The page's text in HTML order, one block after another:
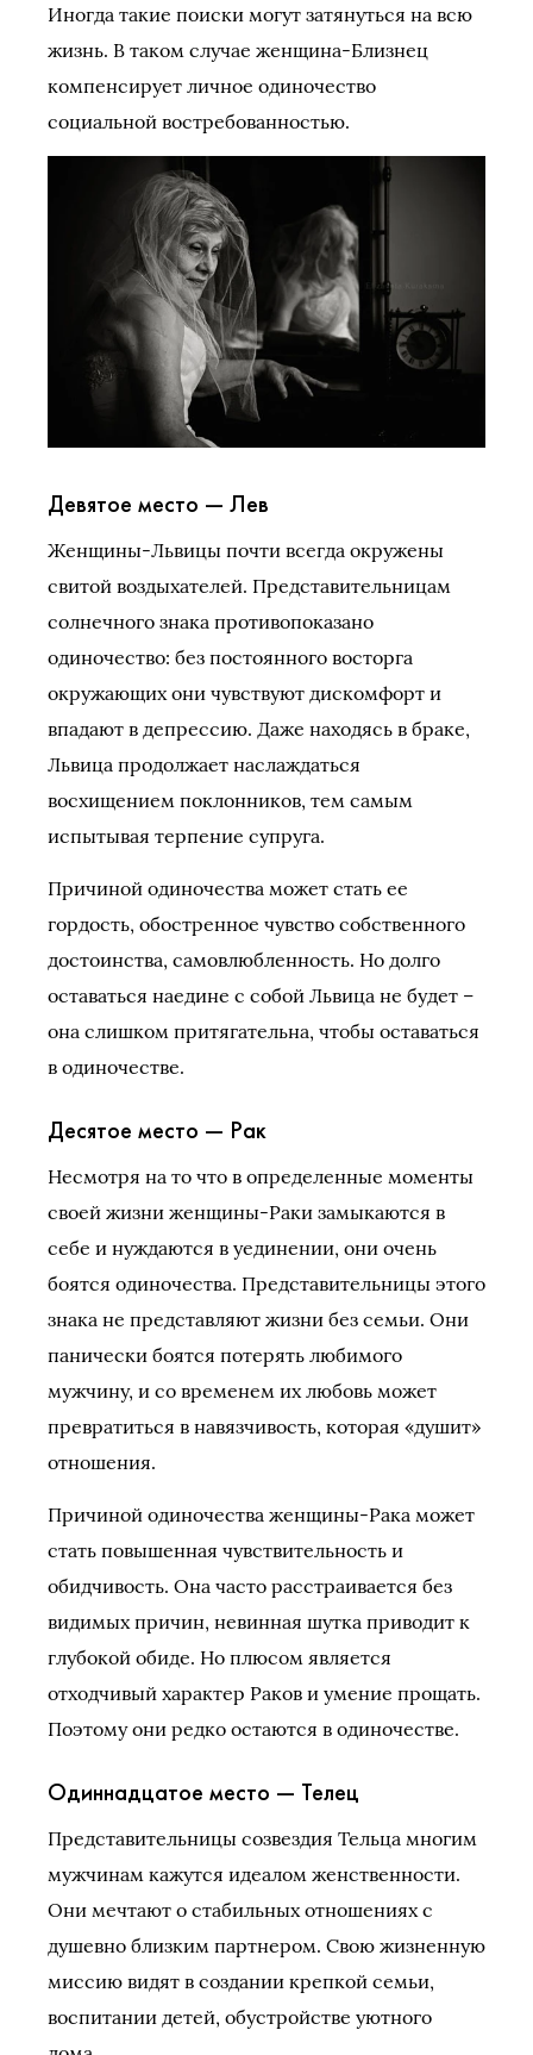
Иногда такие поиски могут затянуться на всю
жизнь. В таком случае женщина-Близнец
компенсирует личное одиночество
социальной востребованностью.
Девятое место — Лев
Женщины-Львицы почти всегда окружены
свитой воздыхателей. Представительницам
солнечного знака противопоказано
одиночество: без постоянного восторга
окружающих они чувствуют дискомфорт и
впадают в депрессию. Даже находясь в браке,
Львица продолжает наслаждаться
восхищением поклонников, тем самым
испытывая терпение супруга.
Причиной одиночества может стать ее
гордость, обостренное чувство собственного
достоинства, самовлюбленность. Но долго
оставаться наедине с собой Львица не будет –
она слишком притягательна, чтобы оставаться
в одиночестве.
Десятое место — Рак
Несмотря на то что в определенные моменты
своей жизни женщины-Раки замыкаются в
себе и нуждаются в уединении, они очень
боятся одиночества. Представительницы этого
знака не представляют жизни без семьи. Они
панически боятся потерять любимого
мужчину, и со временем их любовь может
превратиться в навязчивость, которая «душит»
отношения.
Причиной одиночества женщины-Рака может
стать повышенная чувствительность и
обидчивость. Она часто расстраивается без
видимых причин, невинная шутка приводит к
глубокой обиде. Но плюсом является
отходчивый характер Раков и умение прощать.
Поэтому они редко остаются в одиночестве.
Одиннадцатое место — Телец
Представительницы созвездия Тельца многим
мужчинам кажутся идеалом женственности.
Они мечтают о стабильных отношениях с
душевно близким партнером. Свою жизненную
миссию видят в создании крепкой семьи,
воспитании детей, обустройстве уютного